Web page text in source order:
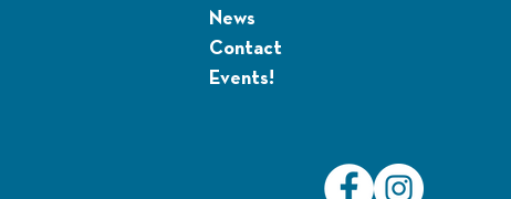
News
Contact
Events!